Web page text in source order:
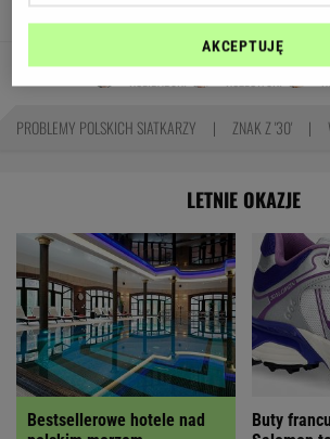
TOMASZ OKUROWSKI
Autorzy:
KACPER
MARCIN
PROBLEMY POLSKICH SIATKARZY ZNAK Z '30'
LETNIE OKAZJE
Bestsellerowe hotele nad
Buty
AKCEPTUJĘ